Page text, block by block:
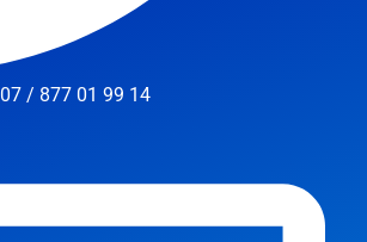
/ 877 01 99 14